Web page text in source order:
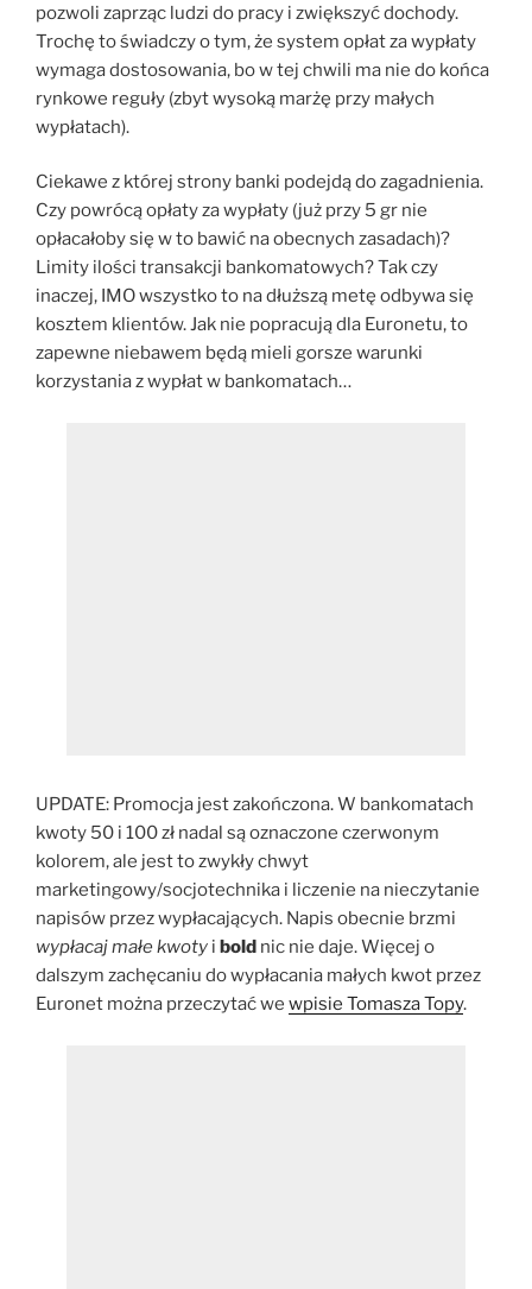
pozwoli zaprząc ludzi do pracy i zwiększyć dochody.
Trochę to świadczy o tym, że system opłat za wypłaty
wymaga dostosowania, bo w tej chwili ma nie do końca
rynkowe reguły (zbyt wysoką marżę przy małych
wypłatach).
Ciekawe z której strony banki podejdą do zagadnienia.
Czy powrócą opłaty za wypłaty (już przy 5 gr nie
opłacałoby się w to bawić na obecnych zasadach)?
Limity ilości transakcji bankomatowych? Tak czy
inaczej, IMO wszystko to na dłuższą metę odbywa się
kosztem klientów. Jak nie popracują dla Euronetu, to
zapewne niebawem będą mieli gorsze warunki
korzystania z wypłat w bankomatach…
UPDATE: Promocja jest zakończona. W bankomatach
kwoty 50 i 100 zł nadal są oznaczone czerwonym
kolorem, ale jest to zwykły chwyt
marketingowy/socjotechnika i liczenie na nieczytanie
napisów przez wypłacających. Napis obecnie brzmi
wypłacaj małe kwoty i bold nic nie daje. Więcej o
dalszym zachęcaniu do wypłacania małych kwot przez
Euronet można przeczytać we wpisie Tomasza Topy.